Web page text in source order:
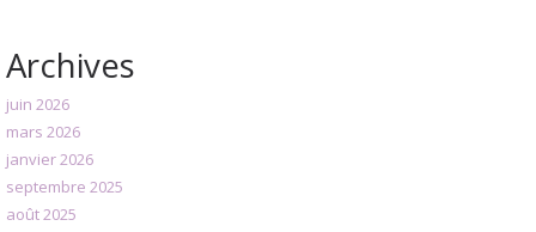
Archives
juin 2026
mars 2026
janvier 2026
septembre 2025
août 2025